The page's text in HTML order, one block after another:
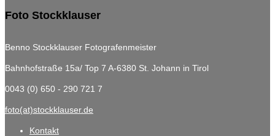
Foto Stockklauser
Benno Stockklauser Fotografenmeister
Bahnhofstraße 15a/ Top 7 A-6380 St. Johann in Tirol
0043 (0) 650 - 290 721 7
foto(at)stockklauser.de
Kontakt